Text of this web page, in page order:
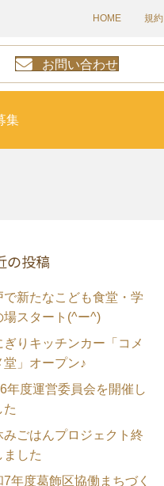
HOME 規約
お問い合わせ
集
の投稿
で新たなこども食堂・学
場スタート(^ー^)
ぎりキッチンカー「コメ
堂」オープン♪
年度運営委員会を開催し
た
みごはんプロジェクト終
ました
7年度葛飾区協働まちづく